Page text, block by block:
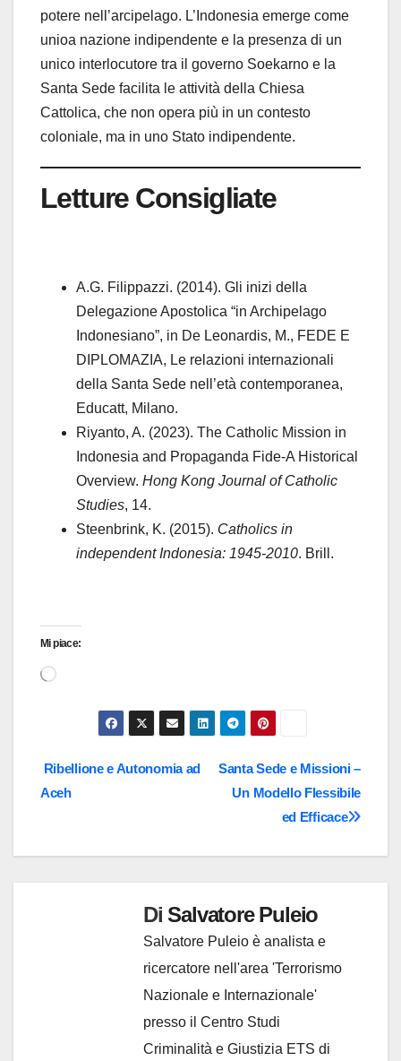
potere nell’arcipelago. L’Indonesia emerge come
unioa nazione indipendente e la presenza di un
unico interlocutore tra il governo Soekarno e la
Santa Sede facilita le attività della Chiesa
Cattolica, che non opera più in un contesto
coloniale, ma in uno Stato indipendente.
Letture Consigliate
A.G. Filippazzi. (2014). Gli inizi della
Delegazione Apostolica “in Archipelago
Indonesiano”, in De Leonardis, M., FEDE E
DIPLOMAZIA, Le relazioni internazionali
della Santa Sede nell’età contemporanea,
Educatt, Milano.
Riyanto, A. (2023). The Catholic Mission in
Indonesia and Propaganda Fide-A Historical
Overview. Hong Kong Journal of Catholic
Studies, 14.
Steenbrink, K. (2015). Catholics in
independent Indonesia: 1945-2010. Brill.
Mi piace:
Caricamento
Navigazione
Santa Sede e Missioni –
Un Modello Flessibile
ed Efficace
Ribellione e Autonomia ad
Aceh
DiSalvatore Puleio
Salvatore Puleio è analista e
ricercatore nell'area 'Terrorismo
Nazionale e Internazionale'
presso il Centro Studi
Criminalità e Giustizia ETS di